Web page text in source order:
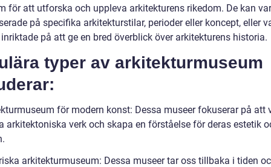
för att utforska och uppleva arkitekturens rikedom. De kan
på specifika arkitekturstilar, perioder eller koncept, eller
på att ge en bred överblick över arkitekturens historia.
typer av arkitekturmuseum
för modern konst: Dessa museer fokuserar på att
arkitektoniska verk och skapa en förståelse för deras estetik
arkitekturmuseum: Dessa museer tar oss tillbaka i tiden